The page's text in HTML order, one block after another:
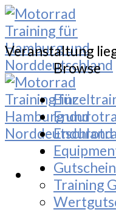
Skip
to
content
Veranstaltung
Browse
Training